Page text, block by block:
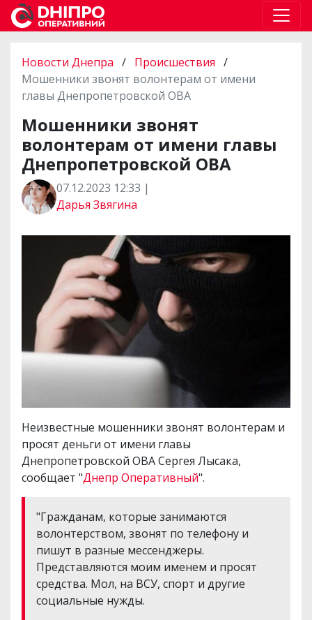
Новости Днепра / Происшествия /
Мошенники звонят волонтерам от имени
главы Днепропетровской ОВА
Мошенники звонят
волонтерам от имени главы
Днепропетровской ОВА
07.12.2023 12:33 |
Дарья Звягина
Неизвестные мошенники звонят волонтерам и
просят деньги от имени главы
Днепропетровской ОВА Сергея Лысака,
сообщает "Днепр Оперативный".
"Гражданам, которые занимаются
волонтерством, звонят по телефону и
пишут в разные мессенджеры.
Представляются моим именем и просят
средства. Мол, на ВСУ, спорт и другие
социальные нужды.